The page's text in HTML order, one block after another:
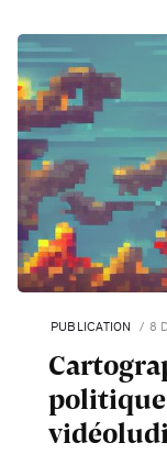
PUBLICATION 8